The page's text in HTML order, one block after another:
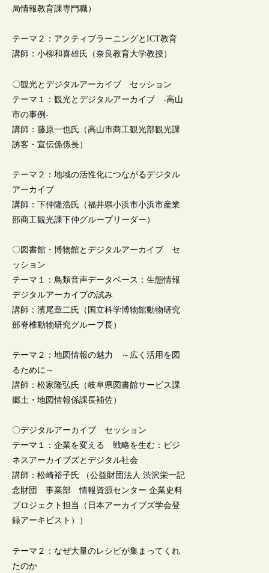
局情報教育課専門職）
テーマ２：アクティブラーニングとICT教育
講師：小柳和喜雄氏（奈良教育大学教授）
〇観光とデジタルアーカイブ セッション
テーマ１：観光とデジタルアーカイブ -高山
市の事例-
講師：藤原一也氏（高山市商工観光部観光課
誘客・宣伝係係長）
テーマ２：地域の活性化につながるデジタル
アーカイブ
講師：下仲隆浩氏（福井県小浜市小浜市産業
部商工観光課下仲グループリーダー）
〇図書館・博物館とデジタルアーカイブ セ
ッション
テーマ１：鳥類音声データベース：生態情報
デジタルアーカイブの試み
講師：濱尾章二氏（国立科学博物館動物研究
部脊椎動物研究グループ長）
テーマ２：地図情報の魅力 ～広く活用を図
るために～
講師：松家隆弘氏（岐阜県図書館サービス課
郷土・地図情報係課長補佐）
〇デジタルアーカイブ セッション
テーマ１：企業を変える 戦略を生む：ビジ
ネスアーカイブズとデジタル社会
講師：松崎裕子氏 （公益財団法人 渋沢栄一記
念財団 事業部 情報資源センター 企業史料
プロジェクト担当（日本アーカイブズ学会登
録アーキビスト））
テーマ２：なぜ大量のレシピが集まってくれ
たのか